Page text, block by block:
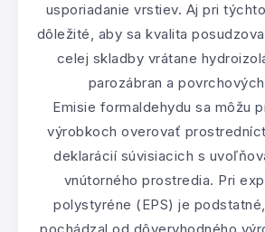
usporiadanie vrstiev. Aj pri
dôležité, aby sa kvalita
celej skladby vrátane
parozábran a
Emisie formaldehydu sa môžu
výrobkoch overovať
deklarácií súvisiacich s
vnútorného prostredia. Pri
polystyréne (EPS) je